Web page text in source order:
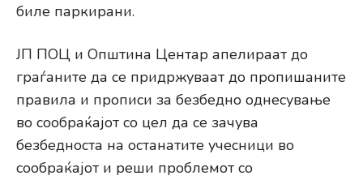
биле паркирани.
ЈП ПОЦ и Општина Центар апелираат до
граѓаните да се придржуваат до пропишаните
правила и прописи за безбедно однесување
во сообраќајот со цел да се зачува
безбедноста на останатите учесници во
сообраќајот и реши проблемот со